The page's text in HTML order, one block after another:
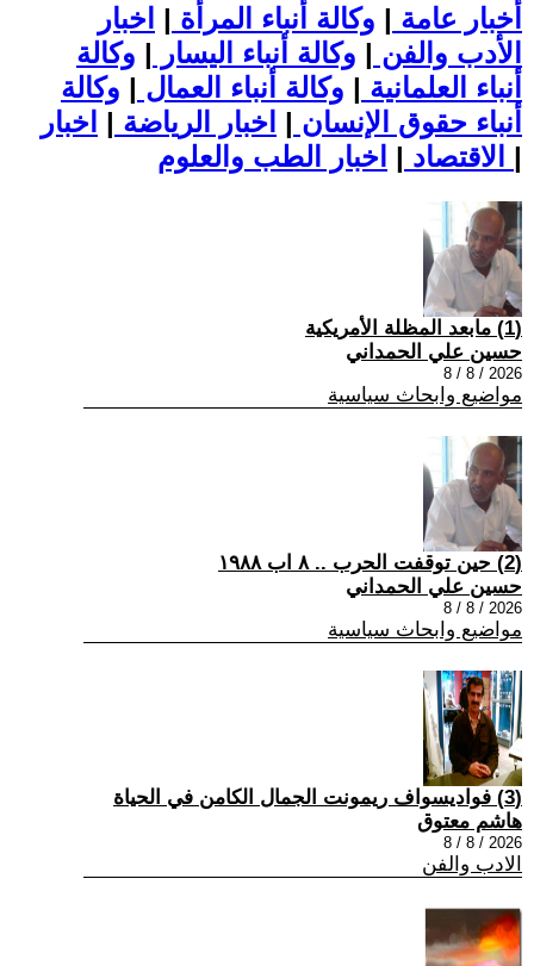
أخبار عامة | وكالة أنباء المرأة | اخبار
الأدب والفن | وكالة أنباء اليسار | وكالة
أنباء العلمانية | وكالة أنباء العمال | وكالة
أنباء حقوق الإنسان | اخبار الرياضة | اخبار
الاقتصاد | |
(1) مابعد المظلة الأمريكية
حسين علي الحمداني
2026 / 8 / 8
مواضيع وابحاث سياسية
(2) حين توقفت الحرب .. ٨ اب ١٩٨٨
حسين علي الحمداني
2026 / 8 / 8
مواضيع وابحاث سياسية
(3) فواديسواف ريمونت الجمال الكامن في الحياة
هاشم معتوق
2026 / 8 / 8
الادب والفن